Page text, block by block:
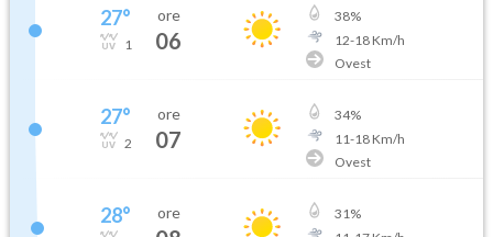
27°
1
ore
06
38%
12-18Km/h
Ovest
27°
2
ore
07
34%
11-18Km/h
Ovest
28° ore 31%